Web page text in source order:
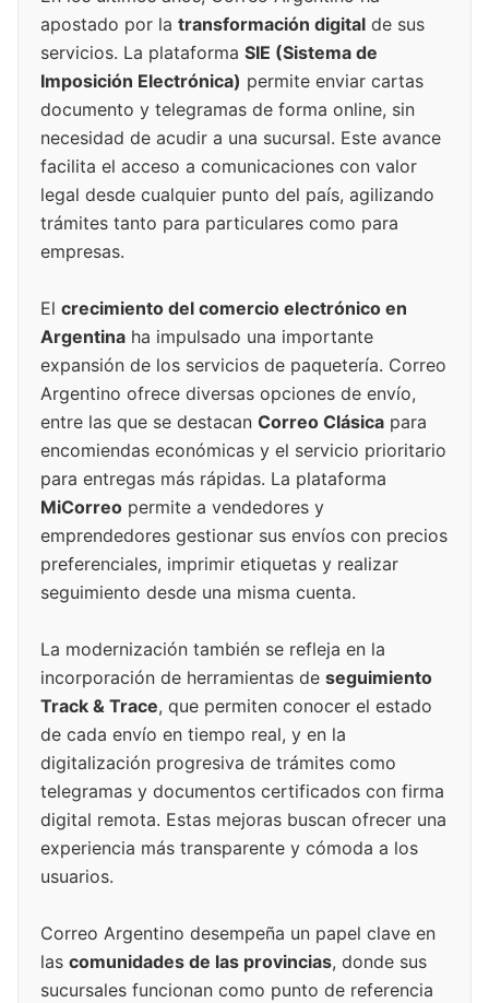
apostado por la transformación digital de sus
servicios. La plataforma SIE (Sistema de
Imposición Electrónica) permite enviar cartas
documento y telegramas de forma online, sin
necesidad de acudir a una sucursal. Este avance
facilita el acceso a comunicaciones con valor
legal desde cualquier punto del país, agilizando
trámites tanto para particulares como para
empresas.
El crecimiento del comercio electrónico en
Argentina ha impulsado una importante
expansión de los servicios de paquetería. Correo
Argentino ofrece diversas opciones de envío,
entre las que se destacan Correo Clásica para
encomiendas económicas y el servicio prioritario
para entregas más rápidas. La plataforma
MiCorreo permite a vendedores y
emprendedores gestionar sus envíos con precios
preferenciales, imprimir etiquetas y realizar
seguimiento desde una misma cuenta.
La modernización también se refleja en la
incorporación de herramientas de seguimiento
Track & Trace, que permiten conocer el estado
de cada envío en tiempo real, y en la
digitalización progresiva de trámites como
telegramas y documentos certificados con firma
digital remota. Estas mejoras buscan ofrecer una
experiencia más transparente y cómoda a los
usuarios.
Correo Argentino desempeña un papel clave en
las comunidades de las provincias, donde sus
sucursales funcionan como punto de referencia